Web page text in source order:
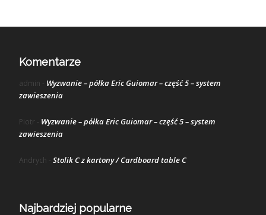
Komentarze
admin - Wyzwanie – półka Eric Guiomar – część 5 – system
zawieszenia
Piotr - Wyzwanie – półka Eric Guiomar – część 5 – system
zawieszenia
Andrych - Stolik C z kartony / Cardboard table C
Najbardziej popularne